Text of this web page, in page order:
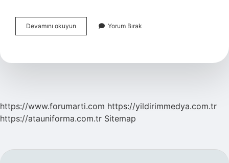
Devamını okuyun
Cümle
Yorum Bırak
https://www.forumarti.com https://yildirimmedya.com.tr
https://atauniforma.com.tr Sitemap